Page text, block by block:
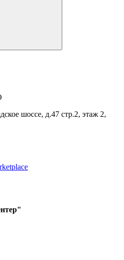
шоссе, д.47 стр.2, этаж 2,